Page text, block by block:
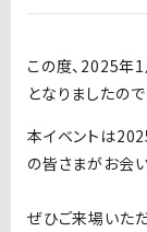
この度、 2025年1
となりましたの
本イベントは
の皆さまがお会
ぜひご来場いた